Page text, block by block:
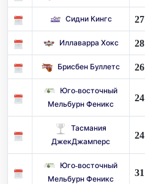
Сидни Кингс 27
Иллаварра Хокс 28
Брисбен Буллетс 26
Юго-восточный
Мельбурн Феникс
24
Тасмания
ДжекДжамперс
24
Юго-восточный
Мельбурн Феникс
31